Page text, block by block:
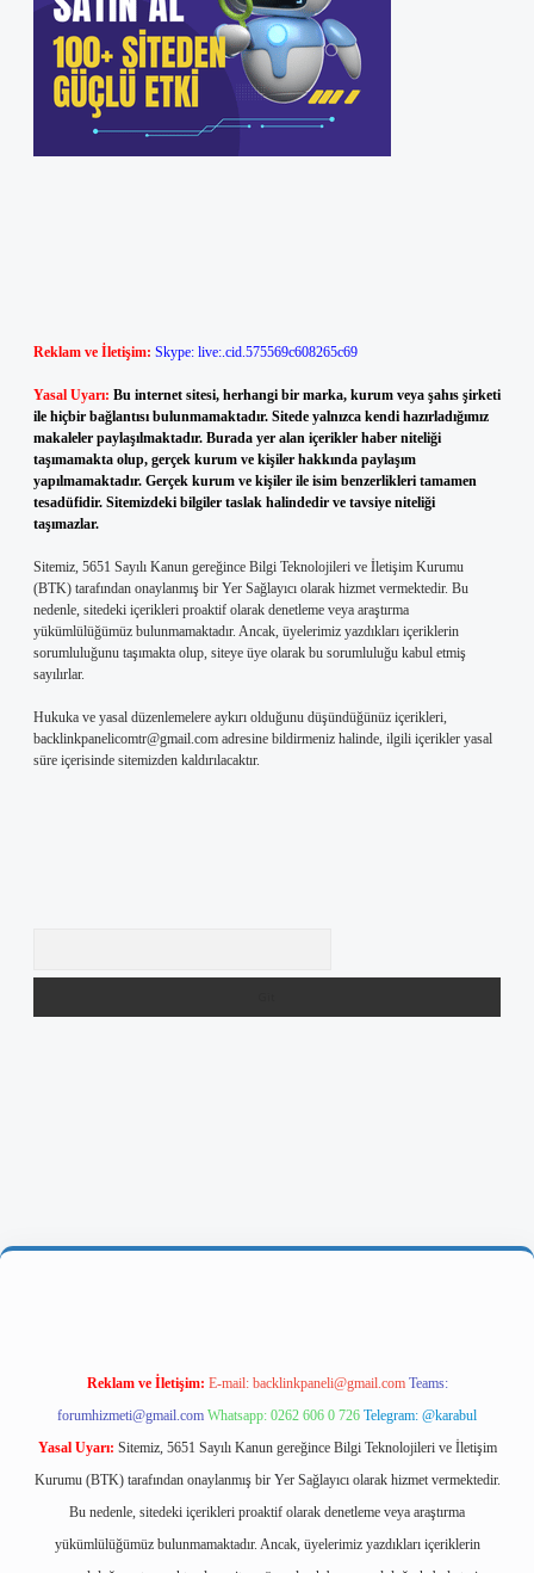
Reklam ve İletişim: Skype: live:.cid.575569c608265c69
Yasal Uyarı: Bu internet sitesi, herhangi bir marka, kurum veya şahıs şirketi
ile hiçbir bağlantısı bulunmamaktadır. Sitede yalnızca kendi hazırladığımız
makaleler paylaşılmaktadır. Burada yer alan içerikler haber niteliği
taşımamakta olup, gerçek kurum ve kişiler hakkında paylaşım
yapılmamaktadır. Gerçek kurum ve kişiler ile isim benzerlikleri tamamen
tesadüfidir. Sitemizdeki bilgiler taslak halindedir ve tavsiye niteliği
taşımazlar.
Sitemiz, 5651 Sayılı Kanun gereğince Bilgi Teknolojileri ve İletişim Kurumu
(BTK) tarafından onaylanmış bir Yer Sağlayıcı olarak hizmet vermektedir. Bu
nedenle, sitedeki içerikleri proaktif olarak denetleme veya araştırma
yükümlülüğümüz bulunmamaktadır. Ancak, üyelerimiz yazdıkları içeriklerin
sorumluluğunu taşımakta olup, siteye üye olarak bu sorumluluğu kabul etmiş
sayılırlar.
Hukuka ve yasal düzenlemelere aykırı olduğunu düşündüğünüz içerikleri,
backlinkpanelicomtr@gmail.com adresine bildirmeniz halinde, ilgili içerikler yasal
süre içerisinde sitemizden kaldırılacaktır.
Reklam ve İletişim: E-mail: backlinkpaneli@gmail.com Teams:
forumhizmeti@gmail.com Whatsapp: 0262 606 0 726 Telegram: @karabul
Yasal Uyarı: Sitemiz, 5651 Sayılı Kanun gereğince Bilgi Teknolojileri ve İletişim
Kurumu (BTK) tarafından onaylanmış bir Yer Sağlayıcı olarak hizmet vermektedir.
Bu nedenle, sitedeki içerikleri proaktif olarak denetleme veya araştırma
yükümlülüğümüz bulunmamaktadır. Ancak, üyelerimiz yazdıkları içeriklerin